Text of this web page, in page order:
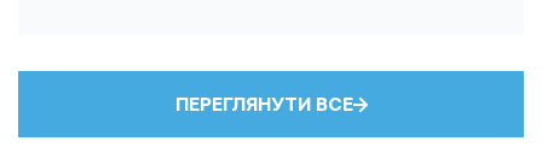
ПЕРЕГЛЯНУТИ ВСЕ